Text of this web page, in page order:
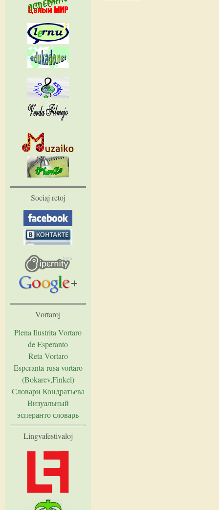
Sociaj retoj
Vortaroj
Plena Ilustrita Vortaro
de Esperanto
Reta Vortaro
Esperanta-rusa vortaro
(Bokarev,Finkel)
Словари Кондратьева
Визуальный
эсперанто словарь
Lingvafestivaloj